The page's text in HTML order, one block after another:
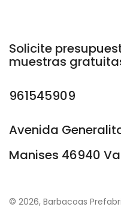
Solicite
muestras
961545909
Avenida
Manises 46940
© 2026, Barbacoas